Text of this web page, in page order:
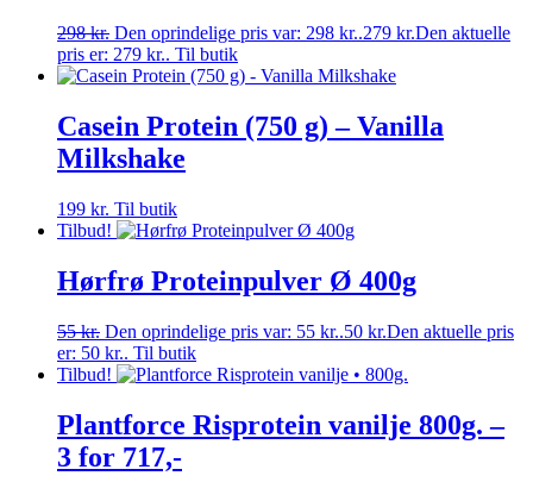
298kr. Den oprindelige pris var: 298 kr..279 kr.Den aktuelle
pris er: 279 kr.. Til butik
Casein Protein (750 g) – Vanilla
Milkshake
199 kr. Til butik
Tilbud!
Hørfrø Proteinpulver Ø 400g
55kr. Den oprindelige pris var: 55 kr..50 kr.Den aktuelle pris
er: 50 kr.. Til butik
Tilbud!
Plantforce Risprotein vanilje 800g. –
3 for 717,-